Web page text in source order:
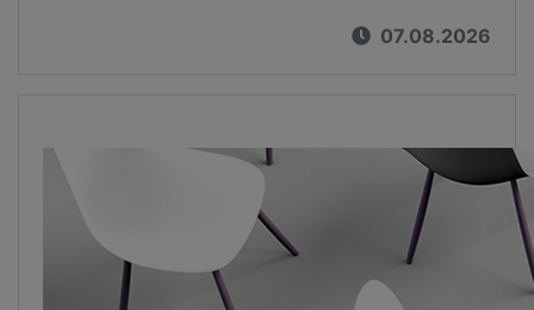
07.08.2026